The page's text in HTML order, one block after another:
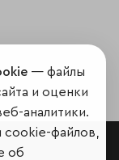
— файлы
и оценки
аналитики.
cookie-файлов,
об